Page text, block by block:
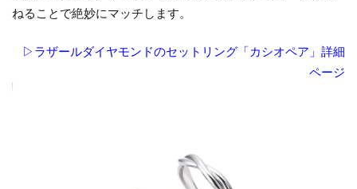
ねることで絶妙にマッチします。
▷ラザールダイヤモンドのセットリング「カシオペア」詳細
ページ